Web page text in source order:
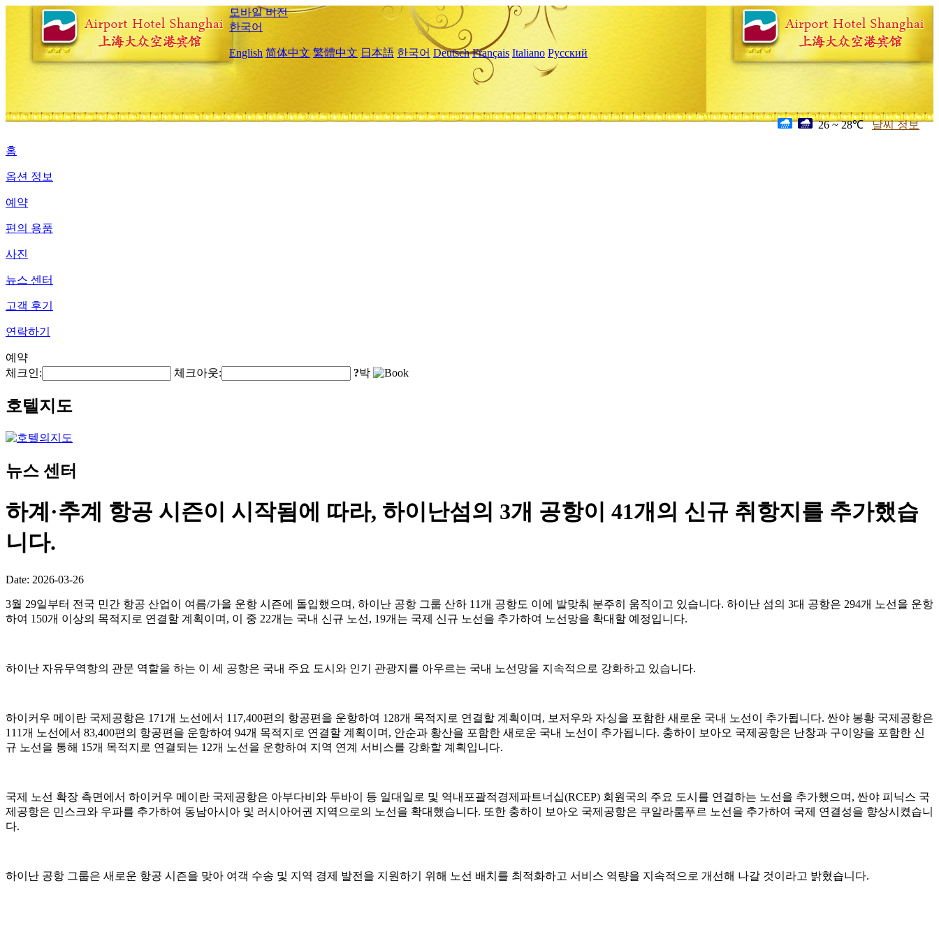
모바일 버전
한국어
English 简体中文 繁體中文 日本語 한국어 Deutsch Français Italiano Русский
26 ~ 28℃ 날씨 정보
홈
옵션 정보
예약
편의 용품
사진
뉴스 센터
고객 후기
연락하기
예약
체크인:
체크아웃: ?박
호텔지도
뉴스 센터
하계·추계 항공 시즌이 시작됨에 따라, 하이난섬의 3개 공항이 41개의 신규 취항지를 추가했습
니다.
Date: 2026-03-26
3월 29일부터 전국 민간 항공 산업이 여름/가을 운항 시즌에 돌입했으며, 하이난 공항 그룹 산하 11개 공항도 이에 발맞춰 분주히 움직이고 있습니다. 하이난 섬의 3대 공항은 294개 노선을 운항
하여 150개 이상의 목적지로 연결할 계획이며, 이 중 22개는 국내 신규 노선, 19개는 국제 신규 노선을 추가하여 노선망을 확대할 예정입니다.
하이난 자유무역항의 관문 역할을 하는 이 세 공항은 국내 주요 도시와 인기 관광지를 아우르는 국내 노선망을 지속적으로 강화하고 있습니다.
하이커우 메이란 국제공항은 171개 노선에서 117,400편의 항공편을 운항하여 128개 목적지로 연결할 계획이며, 보저우와 자싱을 포함한 새로운 국내 노선이 추가됩니다. 싼야 봉황 국제공항은
111개 노선에서 83,400편의 항공편을 운항하여 94개 목적지로 연결할 계획이며, 안순과 황산을 포함한 새로운 국내 노선이 추가됩니다. 충하이 보아오 국제공항은 난창과 구이양을 포함한 신
규 노선을 통해 15개 목적지로 연결되는 12개 노선을 운항하여 지역 연계 서비스를 강화할 계획입니다.
국제 노선 확장 측면에서 하이커우 메이란 국제공항은 아부다비와 두바이 등 일대일로 및 역내포괄적경제파트너십(RCEP) 회원국의 주요 도시를 연결하는 노선을 추가했으며, 싼야 피닉스 국
제공항은 민스크와 우파를 추가하여 동남아시아 및 러시아어권 지역으로의 노선을 확대했습니다. 또한 충하이 보아오 국제공항은 쿠알라룸푸르 노선을 추가하여 국제 연결성을 향상시켰습니
다.
하이난 공항 그룹은 새로운 항공 시즌을 맞아 여객 수송 및 지역 경제 발전을 지원하기 위해 노선 배치를 최적화하고 서비스 역량을 지속적으로 개선해 나갈 것이라고 밝혔습니다.